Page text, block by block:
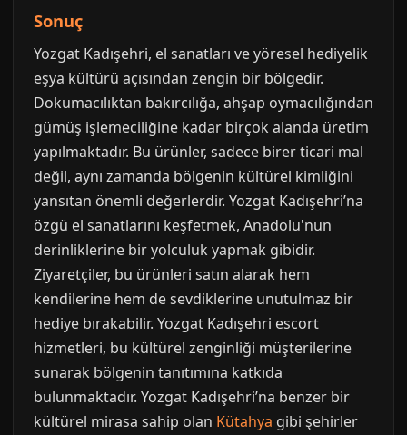
Sonuç
Yozgat Kadışehri, el sanatları ve yöresel hediyelik
eşya kültürü açısından zengin bir bölgedir.
Dokumacılıktan bakırcılığa, ahşap oymacılığından
gümüş işlemeciliğine kadar birçok alanda üretim
yapılmaktadır. Bu ürünler, sadece birer ticari mal
değil, aynı zamanda bölgenin kültürel kimliğini
yansıtan önemli değerlerdir. Yozgat Kadışehri’na
özgü el sanatlarını keşfetmek, Anadolu'nun
derinliklerine bir yolculuk yapmak gibidir.
Ziyaretçiler, bu ürünleri satın alarak hem
kendilerine hem de sevdiklerine unutulmaz bir
hediye bırakabilir. Yozgat Kadışehri escort
hizmetleri, bu kültürel zenginliği müşterilerine
sunarak bölgenin tanıtımına katkıda
bulunmaktadır. Yozgat Kadışehri’na benzer bir
kültürel mirasa sahip olan Kütahya gibi şehirler